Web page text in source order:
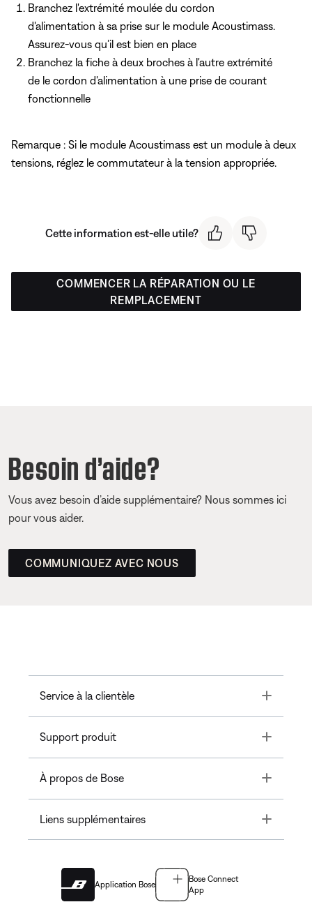
Branchez l'extrémité moulée du cordon
d'alimentation à sa prise sur le module Acoustimass.
Assurez-vous qu’il est bien en place
Branchez la fiche à deux broches à l'autre extrémité
de le cordon d'alimentation à une prise de courant
fonctionnelle
Remarque : Si le module Acoustimass est un module à deux
tensions, réglez le commutateur à la tension appropriée.
Cette information est-elle utile?
COMMENCER LA RÉPARATION OU LE
REMPLACEMENT
Besoin d’aide?
Vous avez besoin d’aide supplémentaire? Nous sommes ici
pour vous aider.
COMMUNIQUEZ AVEC NOUS
Service à la clientèle Toggle
Support produit Toggle
À propos de Bose Toggle
Liens supplémentaires Toggle
Application Bose
Bose Connect
App